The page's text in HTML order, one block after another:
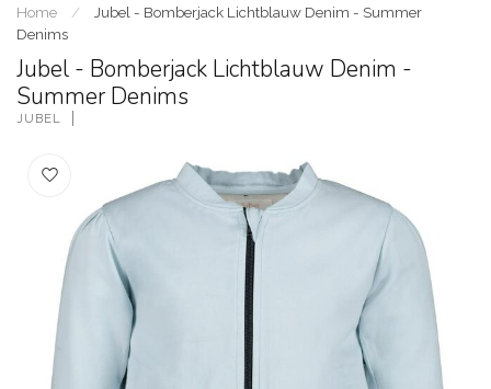
Home /
Jubel - Bomberjack Lichtblauw Denim - Summer
Denims
Jubel - Bomberjack Lichtblauw Denim -
Summer Denims
JUBEL